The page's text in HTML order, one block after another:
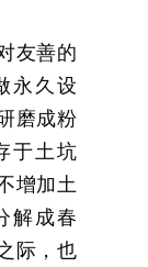
友善的
永久设
磨成粉
于土坑
增加土
解成春
际，也